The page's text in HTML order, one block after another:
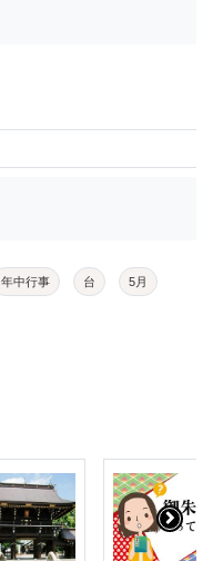
年中行事 台 5月